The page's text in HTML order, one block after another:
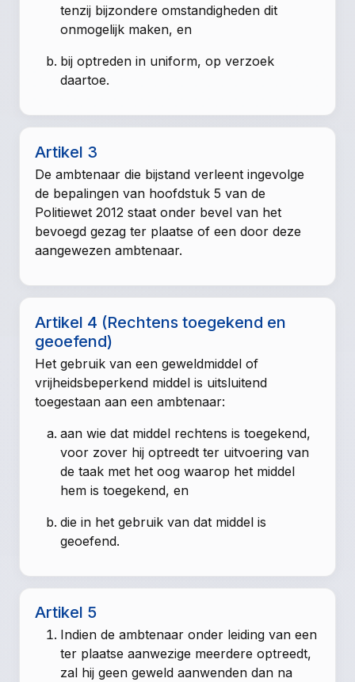
tenzij bijzondere omstandigheden dit
onmogelijk maken, en
bij optreden in uniform, op verzoek
daartoe.
Artikel 3
De ambtenaar die bijstand verleent ingevolge
de bepalingen van hoofdstuk 5 van de
Politiewet 2012 staat onder bevel van het
bevoegd gezag ter plaatse of een door deze
aangewezen ambtenaar.
Artikel 4 (Rechtens toegekend en
geoefend)
Het gebruik van een geweldmiddel of
vrijheidsbeperkend middel is uitsluitend
toegestaan aan een ambtenaar:
aan wie dat middel rechtens is toegekend,
voor zover hij optreedt ter uitvoering van
de taak met het oog waarop het middel
hem is toegekend, en
die in het gebruik van dat middel is
geoefend.
Artikel 5
Indien de ambtenaar onder leiding van een
ter plaatse aanwezige meerdere optreedt,
zal hij geen geweld aanwenden dan na